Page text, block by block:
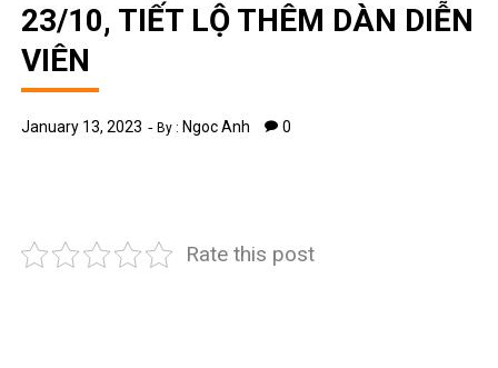
23/10, TIẾT LỘ THÊM DÀN DIỄN
VIÊN
January 13, 2023 By : Ngoc Anh 0
Rate this post